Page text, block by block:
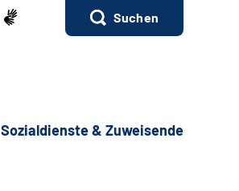
Suchen
Sozialdienste & Zuweisende